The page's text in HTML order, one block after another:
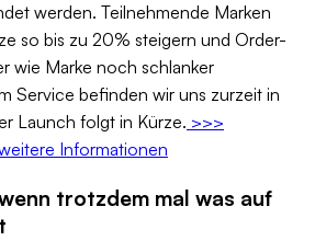
werden. Teilnehmende Marken
so bis zu 20% steigern und Order-
wie Marke noch schlanker
Service befinden wir uns zurzeit in
Launch folgt in Kürze. >>>
Informationen
trotzdem mal was auf